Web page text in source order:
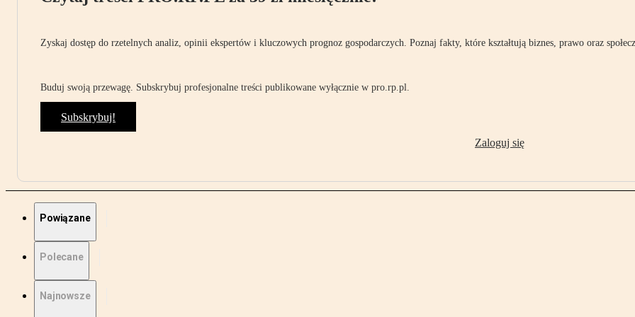
Zyskaj dostęp do rzetelnych analiz, opinii ekspertów i kluczowych prognoz gospodarczych. Poznaj fakty, które kształtują biznes, prawo oraz
Buduj swoją przewagę. Subskrybuj profesjonalne treści publikowane wyłącznie w pro.rp.pl.
Subskrybuj!
Zaloguj się
Powiązane
Polecane
Najnowsze